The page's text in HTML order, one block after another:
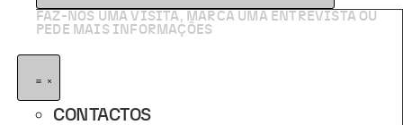
FAZ-NOS UMA VISITA, MARCA UMA ENTREVISTA OU
PEDE MAIS INFORMAÇÕES
CONTACTOS